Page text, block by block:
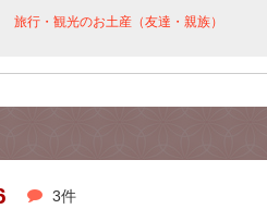
旅行・観光のお土産（友達・親族）
3件